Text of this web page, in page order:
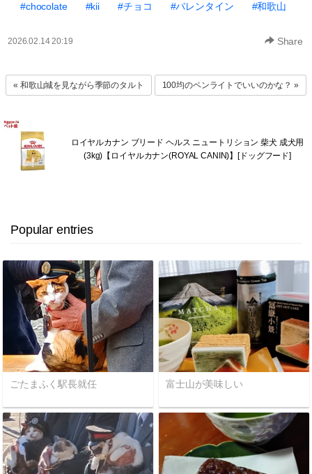
#chocolate
#kii #チョコ #バレンタイン #和歌山
2026.02.14 20:19 Share
« 和歌山城を見ながら季節のタルト 100均のペンライトでいいのかな？ »
ロイヤルカナン ブリード ヘルス ニュートリション 柴犬 成犬用
(3kg)【ロイヤルカナン(ROYAL CANIN)】[ドッグフード]
Popular entries
ごたまふく駅長就任 富士山が美味しい